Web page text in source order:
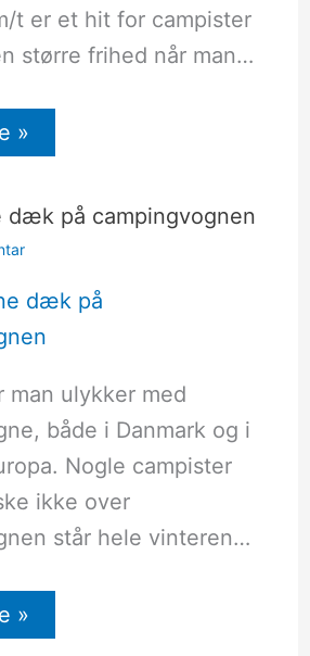
t er et hit for campister
større frihed når man…
»
dæk på campingvognen
man ulykker med
både i Danmark og i
Nogle campister
ikke over
står hele vinteren…
»